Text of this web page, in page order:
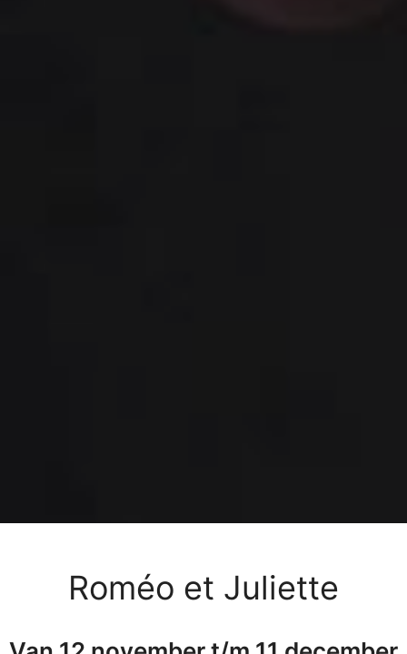
Roméo et Juliette